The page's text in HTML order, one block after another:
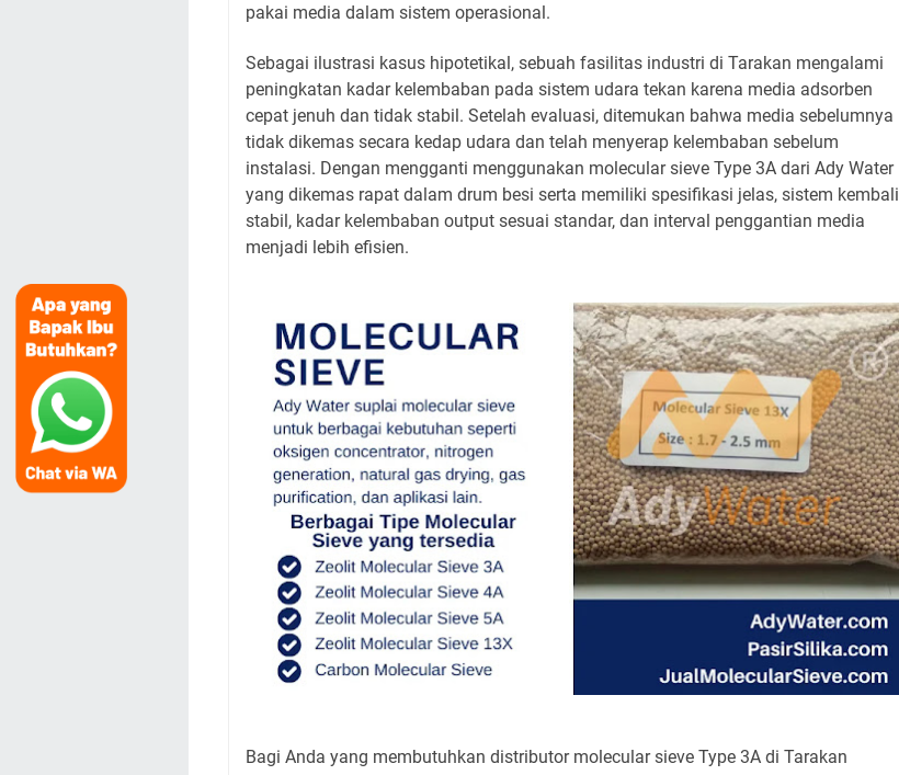
pakai media dalam sistem operasional.
Sebagai ilustrasi kasus hipotetikal, sebuah fasilitas industri di Tarakan mengalami
peningkatan kadar kelembaban pada sistem udara tekan karena media adsorben
cepat jenuh dan tidak stabil. Setelah evaluasi, ditemukan bahwa media sebelumnya
tidak dikemas secara kedap udara dan telah menyerap kelembaban sebelum
instalasi. Dengan mengganti menggunakan molecular sieve Type 3A dari Ady Water
yang dikemas rapat dalam drum besi serta memiliki spesifikasi jelas, sistem kembali
stabil, kadar kelembaban output sesuai standar, dan interval penggantian media
menjadi lebih efisien.
Bagi Anda yang membutuhkan distributor molecular sieve Type 3A di Tarakan